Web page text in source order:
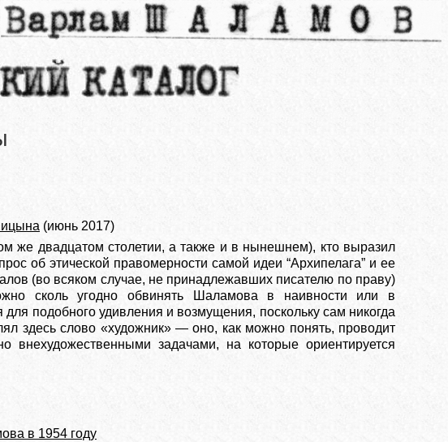
(июнь 2017)
же двадцатом столетии, а также и в нынешнем), кто выразил
об этической правомерности самой идеи “Архипелага” и ее
(во всяком случае, не принадлежавших писателю по праву)
сколь угодно обвинять Шаламова в наивности или в
подобного удивления и возмущения, поскольку сам никогда
здесь слово «художник» — оно, как можно понять, проводит
задачами, на которые ориентируется
в 1954 году